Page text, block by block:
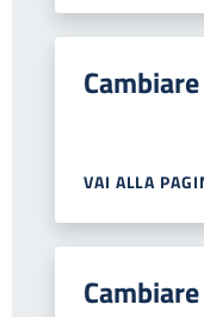
VAI ALLA